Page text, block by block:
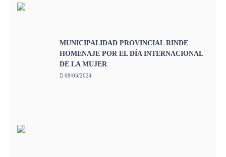
MUNICIPALIDAD PROVINCIAL RINDE
HOMENAJE POR EL DÍA INTERNACIONAL
DE LA MUJER
08/03/2024